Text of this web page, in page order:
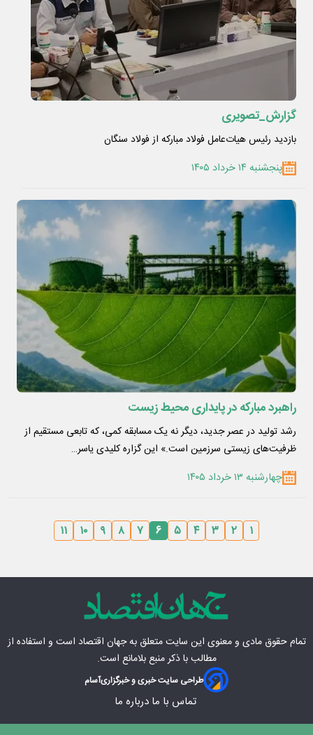
گزارش_تصویری
بازدید رئیس هیات‌عامل فولاد مبارکه از فولاد سنگان
پنجشنبه ۱۴ خرداد ۱۴۰۵
راهبرد مبارکه در پایداری محیط زیست
رشد تولید در عصر جدید، دیگر نه یک مسابقه کمی، که تابعی مستقیم از
ظرفیت‌های زیستی سرزمین است.» این گزاره کلیدی یاسر…
چهارشنبه ۱۳ خرداد ۱۴۰۵
۱ ۲ ۳ ۴ ۵ ۶ ۷ ۸ ۹ ۱۰ ۱۱
تمام حقوق مادی‌ و معنوی این سایت متعلق بهجهان اقتصاد است و استفاده از
مطالب با ذکر منبع بلامانع است.
طراحی سایت خبری و خبرگزاریآسام
تماس با ما درباره ما